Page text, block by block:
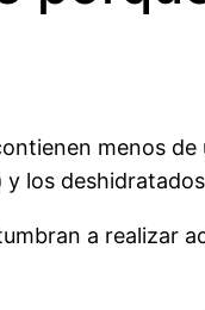
menos
y los deshidratados
a realizar